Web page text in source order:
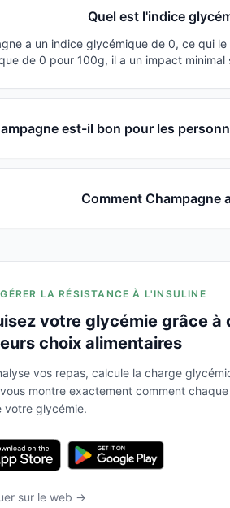
Quel est l'indice
a un indice glycémique de 0, ce qui
de 0 pour 100g, il a un impact minimal
est-il bon pour les
Comment Champagne
LA RÉSISTANCE À L'INSULINE
votre glycémie grâce à
choix alimentaires
vos repas, calcule la charge
montre exactement comment
votre glycémie.
sur le web →